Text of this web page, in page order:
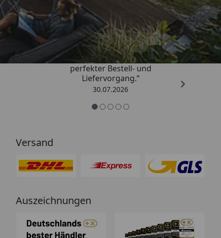
Trusted Shops
4,76/ 5
„Qualitativ sehr gute Ware und ein
perfekter Bestell- und
Liefervorgang.“
30.07.2026
Versand
Auszeichnungen